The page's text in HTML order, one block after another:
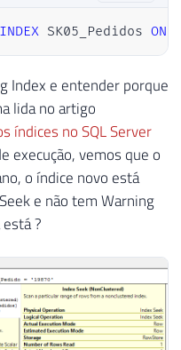
INDEX SK05_Pedidos ON
Index e entender porque
lida no artigo
índices no SQL Server
execução, vemos que o
o índice novo está
e não tem Warning
?